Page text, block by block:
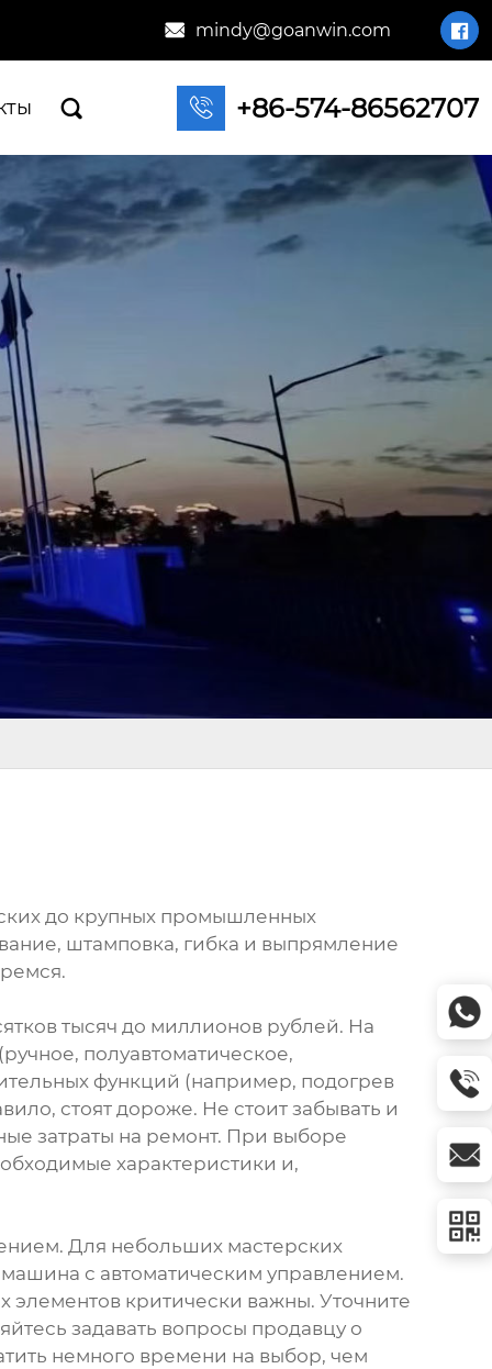
 mindy@goanwin.com 
  +86-574-86562707
до крупных промышленных
штамповка, гибка и выпрямление
тысяч до миллионов рублей. На
полуавтоматическое,
функций (например, подогрев
стоят дороже. Не стоит забывать и
затраты на ремонт. При выборе
характеристики и,
Для небольших мастерских
с автоматическим управлением.
элементов критически важны. Уточните
задавать вопросы продавцу о
немного времени на выбор, чем